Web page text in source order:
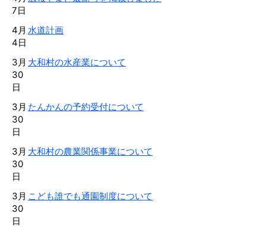
7日
4月
4日
水道計画
3月
30
日
大和村の水産業について
3月
30
日
たんかんの予約受付について
3月
30
日
大和村の農業関係事業について
3月
30
日
こども誰でも通園制度について